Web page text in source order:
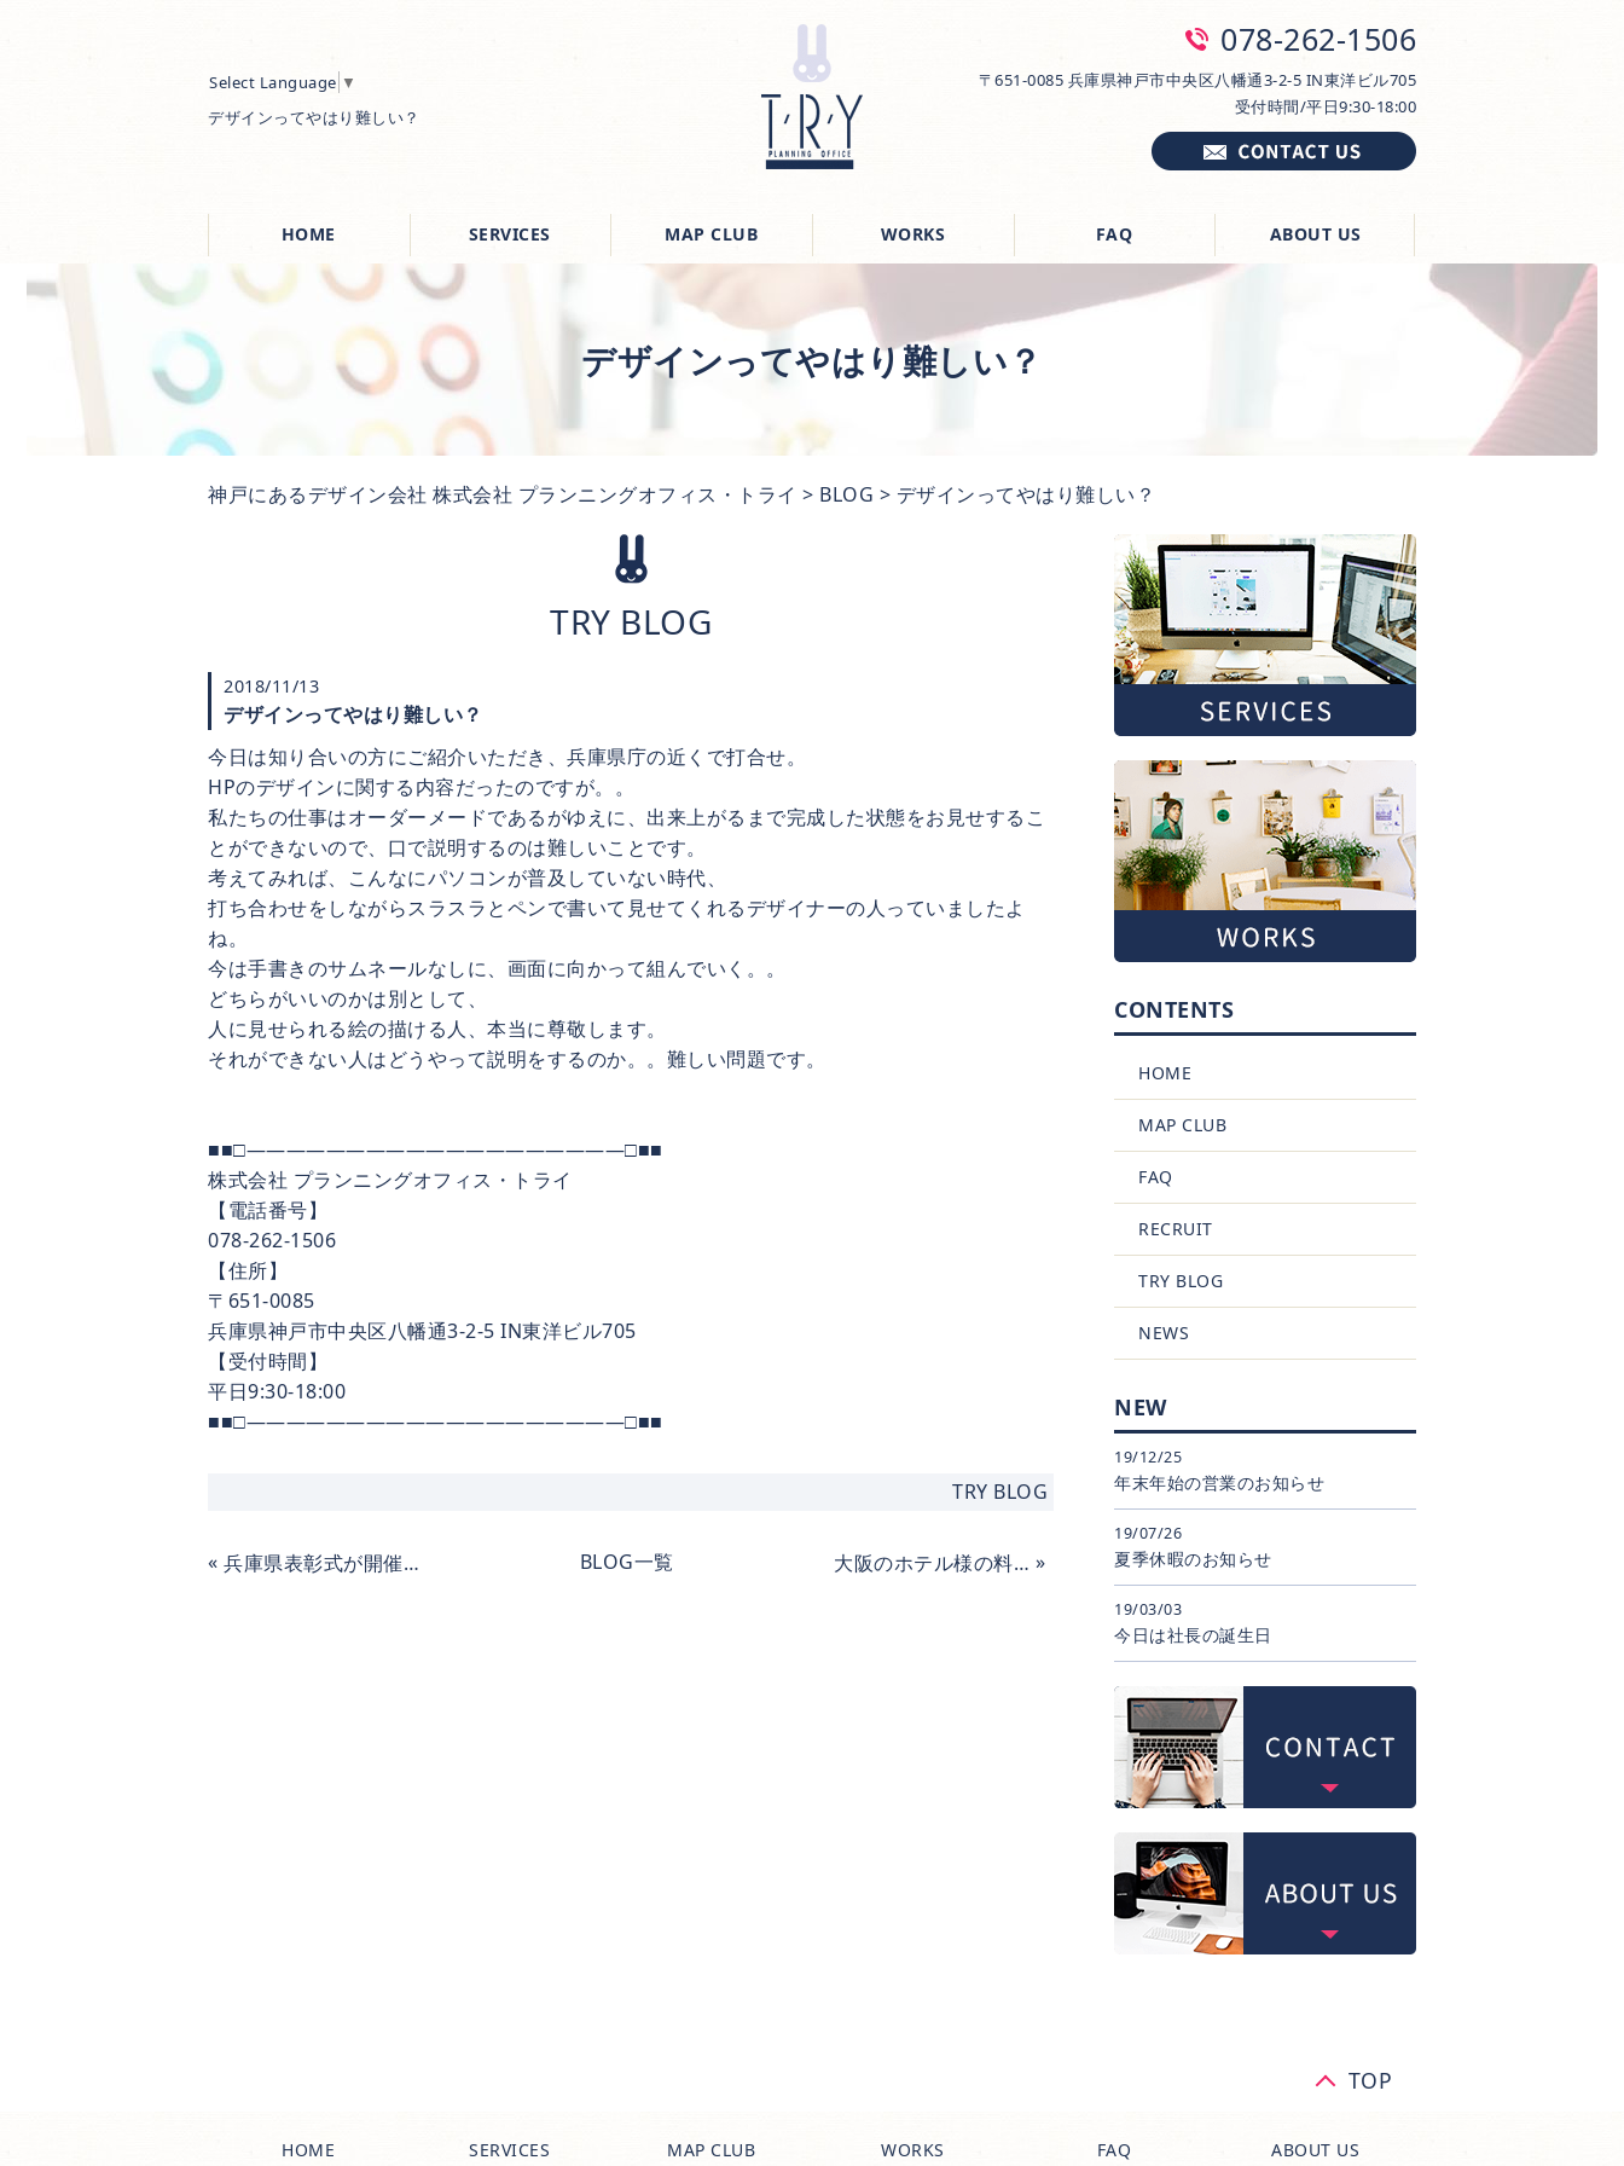
Select Language ▼
デザインってやはり難しい？
078-262-1506
〒651-0085 兵庫県神戸市中央区八幡通3-2-5 IN東洋ビル705
受付時間/平日9:30-18:00
HOME SERVICES MAP CLUB WORKS FAQ ABOUT US
デザインってやはり難しい？
神戸にあるデザイン会社 株式会社 プランニングオフィス・トライ > BLOG > デザインってやはり難しい？
TRY BLOG
2018/11/13
デザインってやはり難しい？
今日は知り合いの方にご紹介いただき、兵庫県庁の近くで打合せ。
HPのデザインに関する内容だったのですが。。
私たちの仕事はオーダーメードであるがゆえに、出来上がるまで完成した状態をお見せするこ
とができないので、口で説明するのは難しいことです。
考えてみれば、こんなにパソコンが普及していない時代、
打ち合わせをしながらスラスラとペンで書いて見せてくれるデザイナーの人っていましたよ
ね。
今は手書きのサムネールなしに、画面に向かって組んでいく。。
どちらがいいのかは別として、
人に見せられる絵の描ける人、本当に尊敬します。
それができない人はどうやって説明をするのか。。難しい問題です。
■■□―――――――――――――――――――□■■
株式会社 プランニングオフィス・トライ
【電話番号】
078-262-1506
【住所】
〒651-0085
兵庫県神戸市中央区八幡通3-2-5 IN東洋ビル705
【受付時間】
平日9:30-18:00
■■□―――――――――――――――――――□■■
TRY BLOG
« 兵庫県表彰式が開催されました BLOG一覧 大阪のホテル様の料理パンフレット撮影 »
CONTENTS
HOME
MAP CLUB
FAQ
RECRUIT
TRY BLOG
NEWS
NEW
19/12/25
年末年始の営業のお知らせ
19/07/26
夏季休暇のお知らせ
19/03/03
今日は社長の誕生日
TOP
HOME SERVICES MAP CLUB WORKS FAQ ABOUT US